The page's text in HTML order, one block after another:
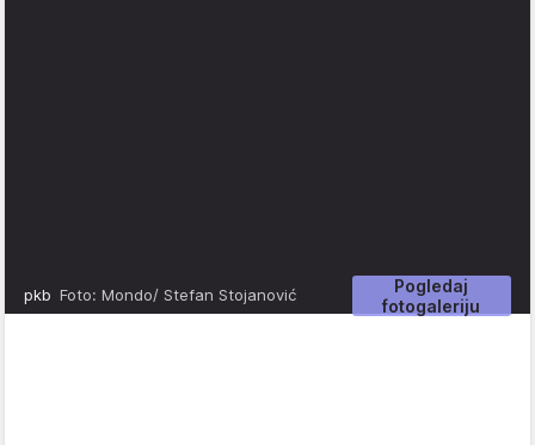
Pogledaj
fotogaleriju
pkb Foto: Mondo/ Stefan Stojanović